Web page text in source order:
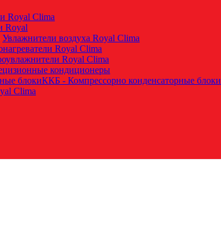
Royal Clima
Royal
Увлажнители воздуха Royal Clima
Royal Clima
Royal Clima
кондиционеры
ККБ - Компрессорно конденсаторные блоки
Clima